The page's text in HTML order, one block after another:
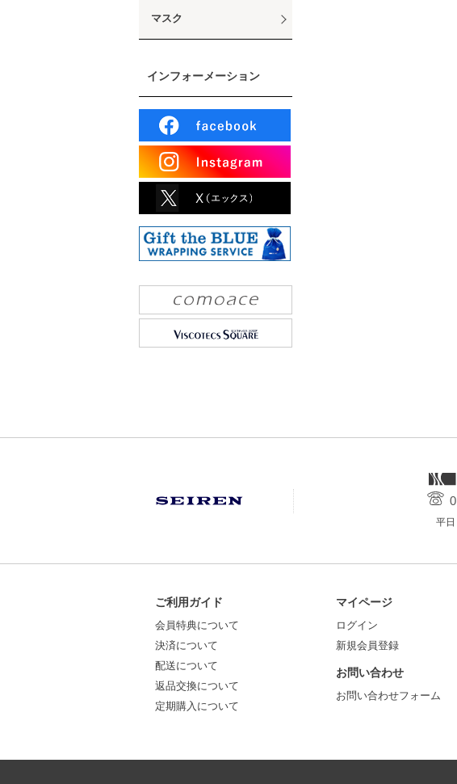
マスク
インフォーメーション
平
ご利用ガイド
会員特典について
決済について
配送について
返品交換について
定期購入について
マイページ
ログイン
新規会員登録
お問い合わせ
お問い合わせフォーム